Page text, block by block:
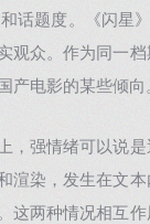
话题度。《闪星
观众。作为同一
产电影的某些倾向
强情绪可以说是
渲染，发生在文
这两种情况相互